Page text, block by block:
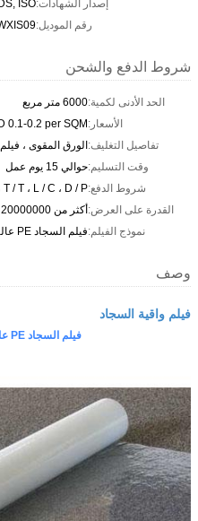
إصدار الشهادات:ISO
رقم الموديل:
شروط الدفع والشحن
الحد الأدنى لكمية:6000 متر مربع
الأسعار:0.1-0.2 per SQM
تفاصيل التغليف:الورق المقوى ،
وقت التسليم:حوالي 15 يوم عمل
شروط الدفع:T / T ، L / C ، D / P ، ويسترن يونيون
القدرة على العرض:أكثر من 20000000 متر مربع سنويا
نموذج الفيلم:فيلم السجاد PE عالية التصاق غير بقايا
وصف
فيلم واقية السجاد
فيلم السجاد PE عالية التصاق غير بقايا